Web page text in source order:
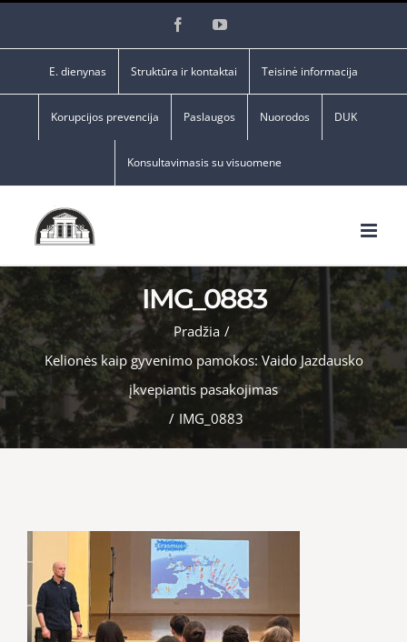
FacebookYouTube
E. dienynas Struktūra ir kontaktai Teisinė informacija
Korupcijos prevencija Paslaugos Nuorodos DUK
Konsultavimasis su visuomene
IMG_0883
Pradžia /
Kelionės kaip gyvenimo pamokos: Vaido Jazdausko
įkvepiantis pasakojimas
/ IMG_0883